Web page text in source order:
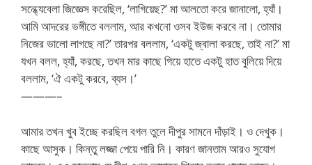
সন্ধ্যেবেলা জিজ্ঞেস করেছিল, ‘লাগিয়েছ?’ মা আলতো করে জানালো, হ্যাঁ।
আমি আদরের ভঙ্গীতে বললাম, আর কখনো ওসব ইউজ করবে না। তোমার
নিজের ভালো লাগছে না?’ তারপর বললাম, ‘একটু জ্বালা করছে, তাই না?’ মা
যখন বলল, হ্যাঁ, করছে, তখন মার কাছে গিয়ে হাতে একটু হাত বুলিয়ে দিয়ে
বললাম, ‘ঐ একটু করবে, ব্যস।’
———–
আমার তখন খুব ইচ্ছে করছিল বগল তুলে দীপুর সামনে দাঁড়াই। ও দেখুক।
কাছে আসুক। কিন্তু লজ্জা পেয়ে পারি নি। কারণ জানতাম আরও সুযোগ